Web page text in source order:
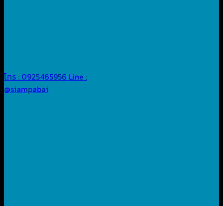
โทร : 0925465956 Line :
@siampabai